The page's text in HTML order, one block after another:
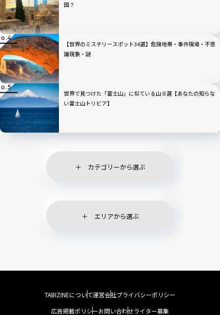
国？
【世界のミステリースポット34選】危険地帯・事件現場・不思
議現象・謎
世界で見つけた「富士山」に似ている山８選【あなたの知らな
い富士山トリビア】
カテゴリーから選ぶ
エリアから選ぶ
TABIZINEについて運営会社プライバシーポリシー
広告掲載ポリシーお問い合わせライター募集